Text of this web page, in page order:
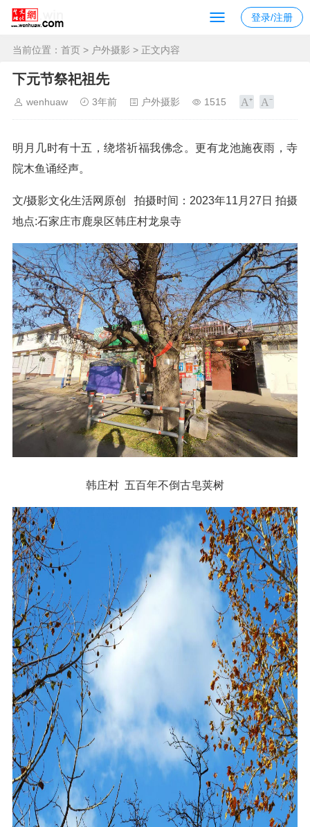
登录/注册
当前位置： 首页 > 户外摄影 > 正文内容
下元节祭祀祖先
wenhuaw 3年前 户外摄影 1515
明月几时有十五，绕塔祈福我佛念。更有龙池施夜雨，寺
院木鱼诵经声。
文/摄影文化生活网原创 拍摄时间：2023年11月27日 拍摄
地点:石家庄市鹿泉区韩庄村龙泉寺
韩庄村 五百年不倒古皂荚树